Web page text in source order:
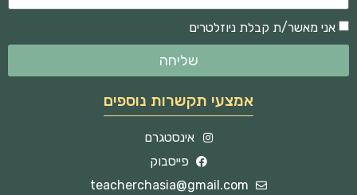
אני מאשר/ת קבלת ניוזלטרים
שליחה
אמצעי תקשרות נוספים
אינסטגרם
פייסבוק
teacherchasia@gmail.com